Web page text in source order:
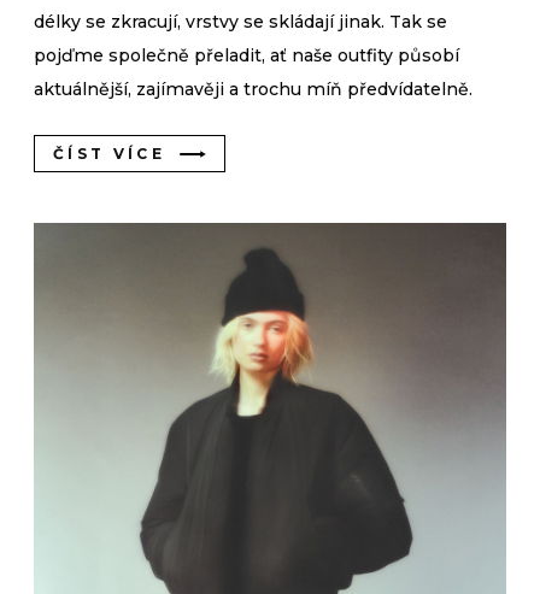
délky se zkracují, vrstvy se skládají jinak. Tak se
pojďme společně přeladit, ať naše outfity působí
aktuálnější, zajímavěji a trochu míň předvídatelně.
ČÍST VÍCE